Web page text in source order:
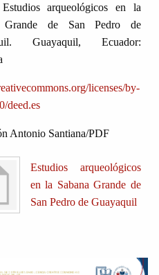
arqueológicos en la
Grande de San Pedro de
Guayaquil, Ecuador:
licenses/by-
deed.es
Antonio Santiana/PDF
Estudios arqueológicos
en la Sabana Grande de
San Pedro de Guayaquil